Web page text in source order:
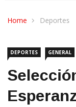
Home Deportes
DEPORTES GENERAL